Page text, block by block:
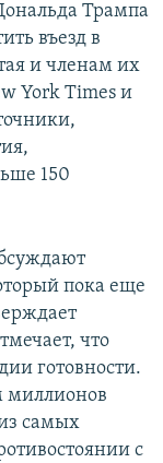
Трампа
въезд в
и членам их
York Times и
150
пока еще
что
готовности.
миллионов
самых
с